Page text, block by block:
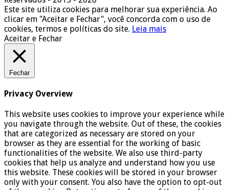
Este site utiliza cookies para melhorar sua experiência. Ao
clicar em "Aceitar e Fechar", você concorda com o uso de
cookies, termos e políticas do site. Leia mais
Aceitar e Fechar
Fechar
Privacy Overview
This website uses cookies to improve your experience while
you navigate through the website. Out of these, the cookies
that are categorized as necessary are stored on your
browser as they are essential for the working of basic
functionalities of the website. We also use third-party
cookies that help us analyze and understand how you use
this website. These cookies will be stored in your browser
only with your consent. You also have the option to opt-out